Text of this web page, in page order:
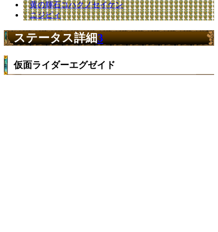
黄の輝石コハクノセイケン
ニジピィ
ステータス詳細3
仮面ライダーエグゼイド